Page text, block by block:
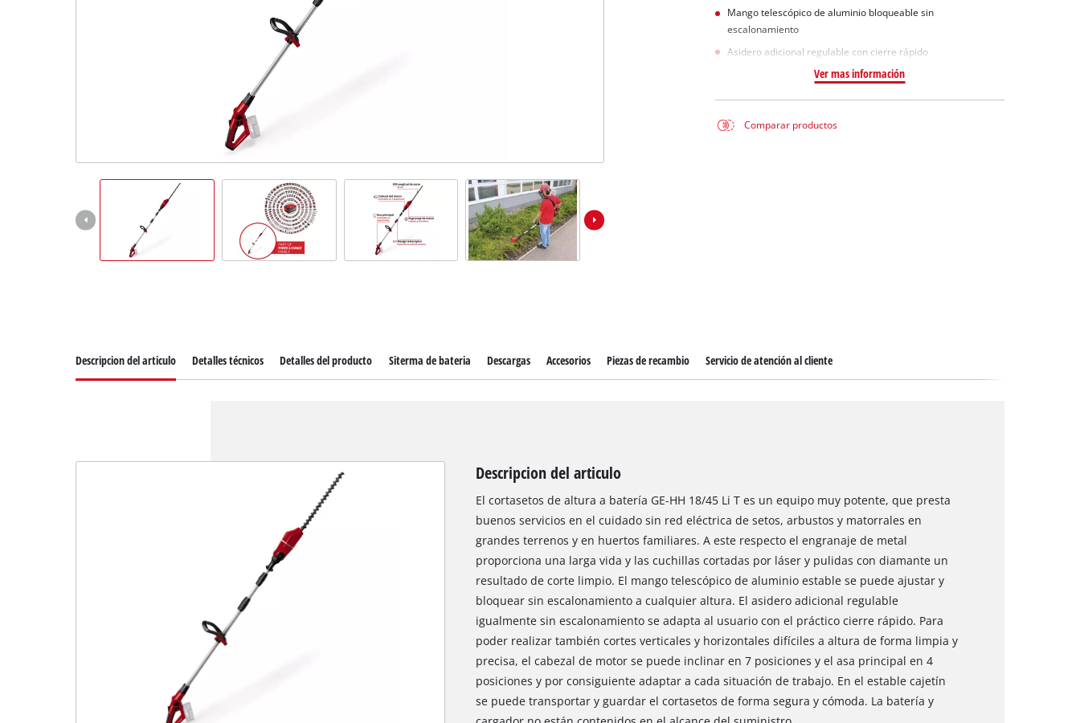
Impacto y destornilladores
Mango telescópico de aluminio bloqueable sin
escalonamiento
Asidero adicional regulable con cierre rápido
Ver mas información
Comparar productos
Descripcion del articulo Detalles técnicos Detalles del producto Siterma de bateria Descargas Accesorios Piezas de recambio Servicio de atención al cliente
Descripcion del articulo
El cortasetos de altura a batería GE-HH 18/45 Li T es un equipo muy potente, que presta
buenos servicios en el cuidado sin red eléctrica de setos, arbustos y matorrales en
grandes terrenos y en huertos familiares. A este respecto el engranaje de metal
proporciona una larga vida y las cuchillas cortadas por láser y pulidas con diamante un
resultado de corte limpio. El mango telescópico de aluminio estable se puede ajustar y
bloquear sin escalonamiento a cualquier altura. El asidero adicional regulable
igualmente sin escalonamiento se adapta al usuario con el práctico cierre rápido. Para
poder realizar también cortes verticales y horizontales difíciles a altura de forma limpia y
precisa, el cabezal de motor se puede inclinar en 7 posiciones y el asa principal en 4
posiciones y por consiguiente adaptar a cada situación de trabajo. En el estable cajetín
se puede transportar y guardar el cortasetos de forma segura y cómoda. La batería y